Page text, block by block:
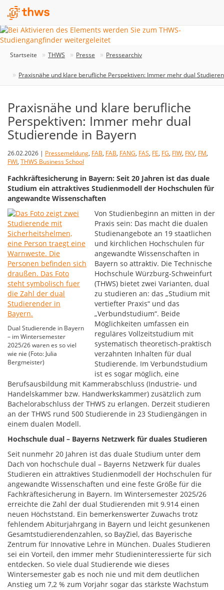
Startseite THWS Presse Pressearchiv
Praxisnähe und klare berufliche Perspektiven: Immer mehr dual
Praxisnähe und klare berufliche
Perspektiven: Immer mehr dual
Studierende in Bayern
26.02.2026 | Pressemeldung, FAB, FAB, FANG, FAS, FE, FG, FIW, FKV, FM,
FWI, THWS Business School
Fachkräftesicherung in Bayern: Seit 20 Jahren ist das duale
Studium ein attraktives Studienmodell der Hochschulen für
angewandte Wissenschaften
Dual Studierende in Bayern
– im Wintersemester
2025/26 waren es so viel
wie nie (Foto: Julia
Bergmeister)
Von Studienbeginn an mitten in der
Praxis sein: Das macht die dualen
Studienangebote an 19 staatlichen
und kirchlichen Hochschulen für
angewandte Wissenschaften in
Bayern so attraktiv. Die Technische
Hochschule Würzburg-Schweinfurt
(THWS) bietet zwei Varianten, dual
zu studieren an: das „Studium mit
vertiefter Praxis“ und das
„Verbundstudium“. Beide
Möglichkeiten umfassen ein
reguläres Vollzeitstudium mit
systematisch theoretisch-praktisch
verzahnten Inhalten für dual
Studierende. Im Verbundstudium
ist es sogar möglich, eine
Berufsausbildung mit Kammerabschluss (Industrie- und
Handelskammer bzw. Handwerkskammer) zusätzlich zum
Bachelorabschluss der THWS zu erlangen. Derzeit studieren
an der THWS rund 500 Studierende in 23 Studiengängen in
einem dualen Modell.
Hochschule dual – Bayerns Netzwerk für duales Studieren
Seit nunmehr 20 Jahren ist das duale Studium unter dem
Dach von hochschule dual – Bayerns Netzwerk für duales
Studieren ein attraktives Studienmodell der Hochschulen für
angewandte Wissenschaften und eine feste Größe für die
Fachkräftesicherung in Bayern. Im Wintersemester 2025/26
erreichte die Zahl der dual Studierenden mit 9.914 einen
neuen Höchststand. Ein bemerkenswerter Zuwachs trotz
fehlendem Abiturjahrgang in Bayern und leicht gesunkenen
Gesamtstudierendenzahlen, so BayZiel, das Bayerische
Zentrum für Innovative Lehre in München. Duales Studieren
sei ein Vorteil, den immer mehr Studieninteressierte für sich
entdecken. So viele dual Studierende wie dieses
Wintersemester gab es noch nie und mit dem deutlichen
Anstieg um 7,2 % zum Vorjahr sogar das stärkste Wachstum